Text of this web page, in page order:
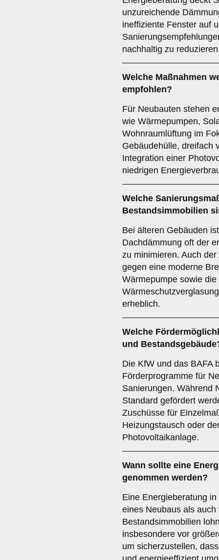
unzureichende
ineffiziente Fenster auf
nachhaltig zu
Welche Maßnahmen
empfohlen?
Für Neubauten stehen
wie Wärmepumpen,
Wohnraumlüftung im
Gebäudehülle, dreifach
Integration einer
niedrigen
Welche
Bestandsimmobilien
Bei älteren Gebäuden
Dachdämmung oft der
zu minimieren. Auch
gegen eine moderne
Wärmepumpe sowie
erheblich.
Welche
und
Die KfW und das BAFA
Förderprogramme für
Sanierungen. Während
Standard gefördert
Zuschüsse für
Heizungstausch oder
Photovoltaikanlage.
Wann sollte eine
genommen werden?
Eine Energieberatung
eines Neubaus als
Bestandsimmobilien
insbesondere vor
um sicherzustellen,